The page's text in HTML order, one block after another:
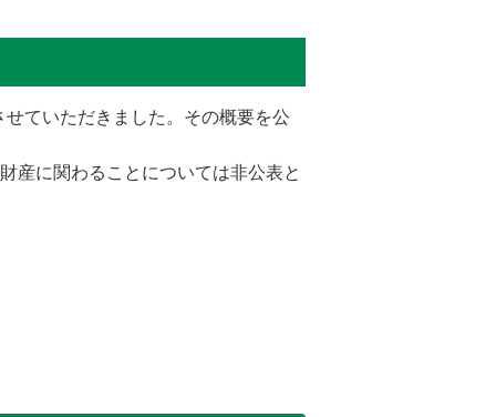
ていただきました。その概要を公
産に関わることについては非公表と